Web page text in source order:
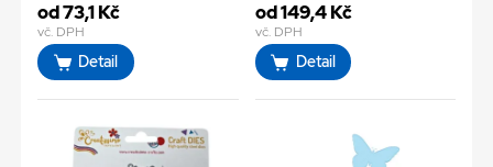
od 73,1 Kč
vč. DPH
Detail
od 149,4 Kč
vč. DPH
Detail